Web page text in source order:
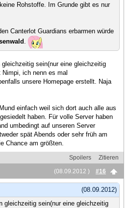
Rohstoffe. Im Grunde gibt es nur
Canterlot Guardians erbarmen würde
.
sein(nur eine gleichzeitig
Nimpi, ich nenn es mal
unsere Homepage erstellt. Naja
einfach weil sich dort auch alle aus
haben. Für volle Server haben
umbedingt auf unseren Server
spät Abends oder sehr früh am
Chance am größten.
Spoilers
Zitieren
(08.09.2012 )
#16
(08.09.2012)
gleichzeitig sein(nur eine gleichzeitig